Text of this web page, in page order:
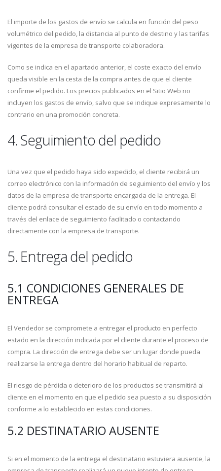
El importe de los gastos de envío se calcula en función del peso
volumétrico del pedido, la distancia al punto de destino y las tarifas
vigentes de la empresa de transporte colaboradora.
Como se indica en el apartado anterior, el coste exacto del envío
queda visible en la cesta de la compra antes de que el cliente
confirme el pedido. Los precios publicados en el Sitio Web no
incluyen los gastos de envío, salvo que se indique expresamente lo
contrario en una promoción concreta.
4. Seguimiento del pedido
Una vez que el pedido haya sido expedido, el cliente recibirá un
correo electrónico con la información de seguimiento del envío y los
datos de la empresa de transporte encargada de la entrega. El
cliente podrá consultar el estado de su envío en todo momento a
través del enlace de seguimiento facilitado o contactando
directamente con la empresa de transporte.
5. Entrega del pedido
5.1 CONDICIONES GENERALES DE
ENTREGA
El Vendedor se compromete a entregar el producto en perfecto
estado en la dirección indicada por el cliente durante el proceso de
compra. La dirección de entrega debe ser un lugar donde pueda
realizarse la entrega dentro del horario habitual de reparto.
El riesgo de pérdida o deterioro de los productos se transmitirá al
cliente en el momento en que el pedido sea puesto a su disposición
conforme a lo establecido en estas condiciones.
5.2 DESTINATARIO AUSENTE
Si en el momento de la entrega el destinatario estuviera ausente, la